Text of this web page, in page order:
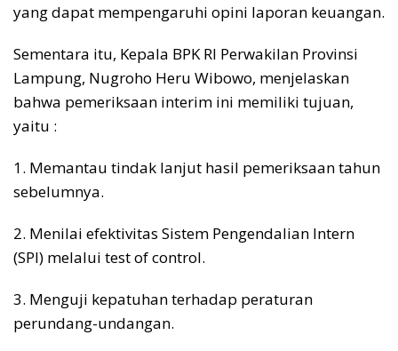
yang dapat mempengaruhi opini laporan keuangan.
Sementara itu, Kepala BPK RI Perwakilan Provinsi
Lampung, Nugroho Heru Wibowo, menjelaskan
bahwa pemeriksaan interim ini memiliki tujuan,
yaitu :
1. Memantau tindak lanjut hasil pemeriksaan tahun
sebelumnya.
2. Menilai efektivitas Sistem Pengendalian Intern
(SPI) melalui test of control.
3. Menguji kepatuhan terhadap peraturan
perundang-undangan.